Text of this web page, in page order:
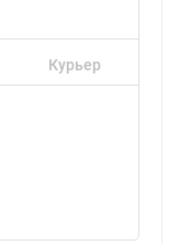
Курьер